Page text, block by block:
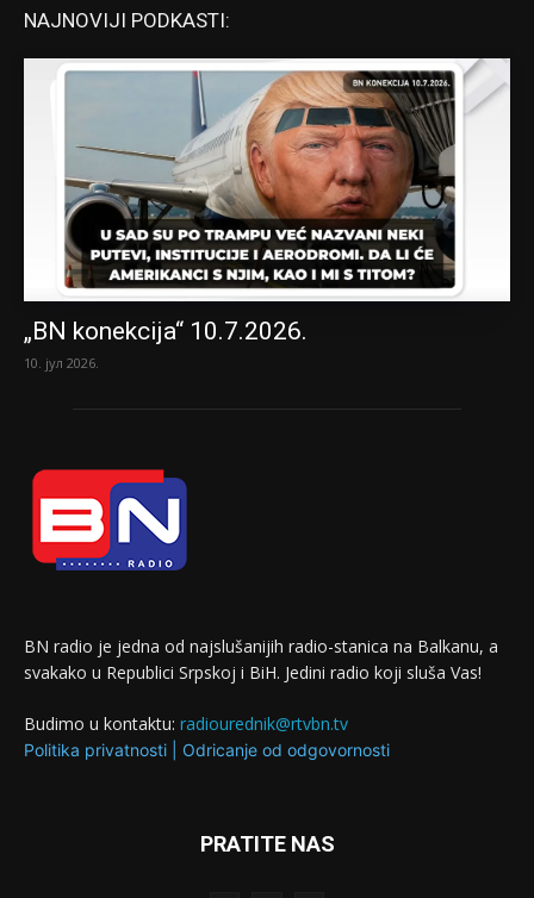
NAJNOVIJI PODKASTI:
„BN konekcija“ 10.7.2026.
10. јул 2026.
BN radio je jedna od najslušanijih radio-stanica na Balkanu, a
svakako u Republici Srpskoj i BiH. Jedini radio koji sluša Vas!
Budimo u kontaktu: radiourednik@rtvbn.tv
Politika privatnosti Odricanje od odgovornosti
PRATITE NAS